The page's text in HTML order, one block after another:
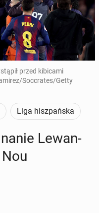
przed kibicami
Soccrates/Getty
Liga hiszpańska
Le­wan­